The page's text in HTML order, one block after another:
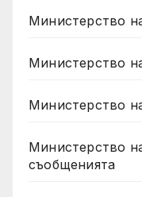
Министерство
Министерство
Министерство
Министерство
съобщенията